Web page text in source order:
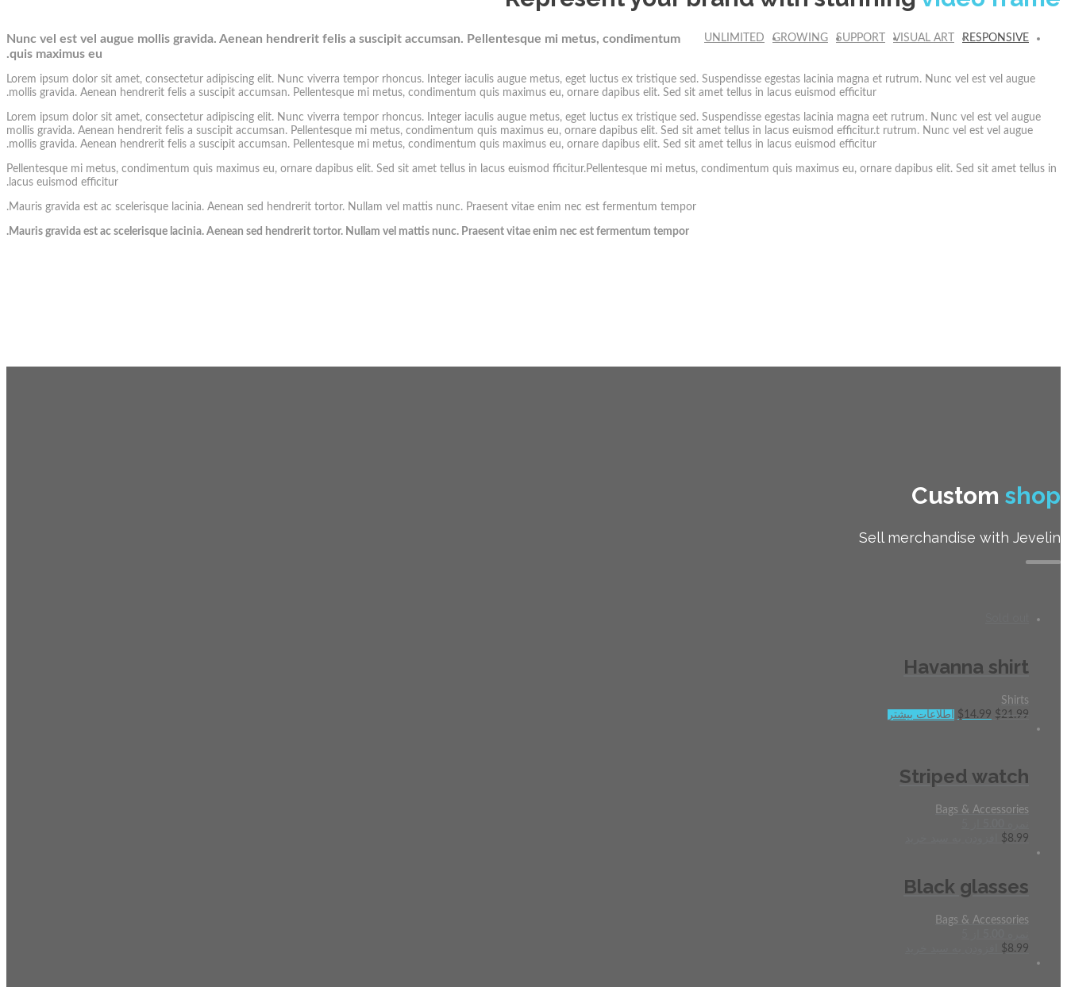
RESPONSIVE
VISUAL ART
SUPPORT
GROWING
UNLIMITED
Nunc vel est vel augue mollis gravida. Aenean hendrerit felis a suscipit accumsan. Pellentesque mi metus, condimentum
quis maximus eu.
Lorem ipsum dolor sit amet, consectetur adipiscing elit. Nunc viverra tempor rhoncus. Integer iaculis augue metus, eget luctus ex tristique sed. Suspendisse egestas lacinia magna et rutrum. Nunc vel est vel augue
mollis gravida. Aenean hendrerit felis a suscipit accumsan. Pellentesque mi metus, condimentum quis maximus eu, ornare dapibus elit. Sed sit amet tellus in lacus euismod efficitur.
Lorem ipsum dolor sit amet, consectetur adipiscing elit. Nunc viverra tempor rhoncus. Integer iaculis augue metus, eget luctus ex tristique sed. Suspendisse egestas lacinia magna eet rutrum. Nunc vel est vel augue
mollis gravida. Aenean hendrerit felis a suscipit accumsan. Pellentesque mi metus, condimentum quis maximus eu, ornare dapibus elit. Sed sit amet tellus in lacus euismod efficitur.t rutrum. Nunc vel est vel augue
mollis gravida. Aenean hendrerit felis a suscipit accumsan. Pellentesque mi metus, condimentum quis maximus eu, ornare dapibus elit. Sed sit amet tellus in lacus euismod efficitur.
Pellentesque mi metus, condimentum quis maximus eu, ornare dapibus elit. Sed sit amet tellus in lacus euismod fficitur.Pellentesque mi metus, condimentum quis maximus eu, ornare dapibus elit. Sed sit amet tellus in
lacus euismod efficitur.
Mauris gravida est ac scelerisque lacinia. Aenean sed hendrerit tortor. Nullam vel mattis nunc. Praesent vitae enim nec est fermentum tempor.
Mauris gravida est ac scelerisque lacinia. Aenean sed hendrerit tortor. Nullam vel mattis nunc. Praesent vitae enim nec est fermentum tempor.
Custom shop
Sell merchandise with Jevelin
Havanna shirt
Shirts
$21.99
$ 14.99 اطلاعات بیشتر
Striped watch
Bags & Accessories
$8.99
Black glasses
Bags & Accessories
$8.99